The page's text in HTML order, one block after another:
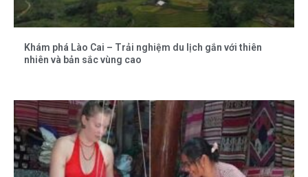
Khám phá Lào Cai – Trải nghiệm du lịch gắn với thiên
nhiên và bản sắc vùng cao